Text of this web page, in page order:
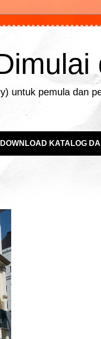
untuk pemula dan
DOWNLOAD KATALOG